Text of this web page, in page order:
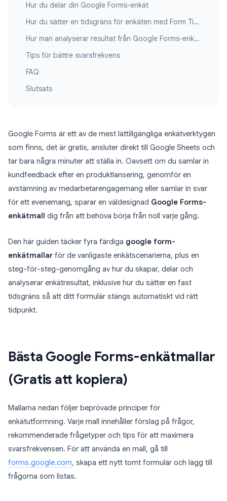
Hur du delar din Google Forms-enkät
Hur du sätter en tidsgräns för enkäten med Form Timer
Hur man analyserar resultat från Google Forms-enkäter
Tips för bättre svarsfrekvens
FAQ
Slutsats
Google Forms är ett av de mest lättillgängliga enkätverktygen
som finns, det är gratis, ansluter direkt till Google Sheets och
tar bara några minuter att ställa in. Oavsett om du samlar in
kundfeedback efter en produktlansering, genomför en
avstämning av medarbetarengagemang eller samlar in svar
för ett evenemang, sparar en väldesignad Google Forms-
enkätmall dig från att behöva börja från noll varje gång.
Den här guiden täcker fyra färdiga google form-
enkätmallar för de vanligaste enkätscenarierna, plus en
steg-för-steg-genomgång av hur du skapar, delar och
analyserar enkätresultat, inklusive hur du sätter en fast
tidsgräns så att ditt formulär stängs automatiskt vid rätt
tidpunkt.
Bästa Google Forms-enkätmallar
(Gratis att kopiera)
Mallarna nedan följer beprövade principer för
enkätutformning. Varje mall innehåller förslag på frågor,
rekommenderade frågetyper och tips för att maximera
svarsfrekvensen. För att använda en mall, gå till
forms.google.com, skapa ett nytt tomt formulär och lägg till
frågorna som listas.